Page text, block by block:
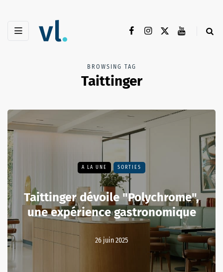
BROWSING TAG
Taittinger
A LA UNE SORTIES
Taittinger dévoile "Polychrome",
une expérience gastronomique
26 juin 2025